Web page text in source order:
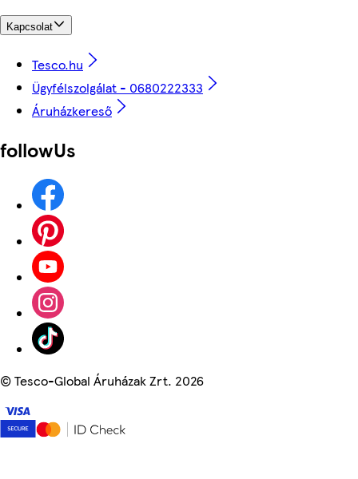
Kapcsolat
Tesco.hu
Ügyfélszolgálat - 0680222333
Áruházkereső
followUs
©Tesco-Global Áruházak Zrt. 2026